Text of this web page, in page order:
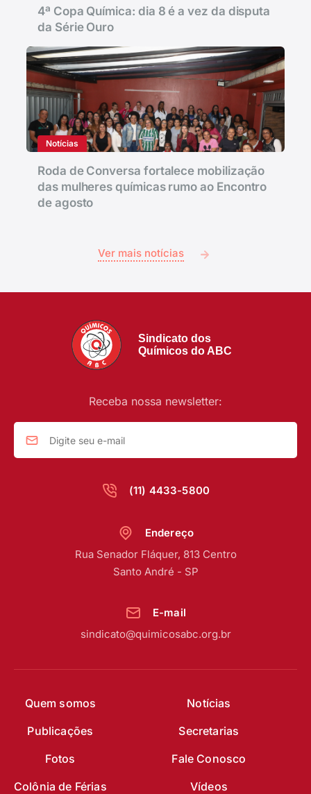
4ª Copa Química: dia 8 é a vez da disputa
da Série Ouro
Notícias
Roda de Conversa fortalece mobilização
das mulheres químicas rumo ao Encontro
de agosto
Ver mais notícias
Sindicato dos
Químicos do ABC
(11) 4433-5800
Receba nossa newsletter:
Quem somos
Notícias
Publicações
Secretarias
Fotos
Fale Conosco
Colônia de Férias
Vídeos
Endereço
Rua Senador Fláquer, 813 Centro
Santo André - SP
E-mail
sindicato@quimicosabc.org.br